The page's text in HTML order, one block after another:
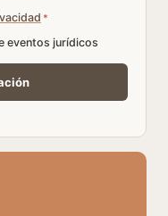
*
eventos jurídicos